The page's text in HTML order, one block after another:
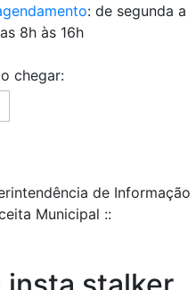
: de segunda a
8h às 16h
chegar:
de Informação
Municipal ::